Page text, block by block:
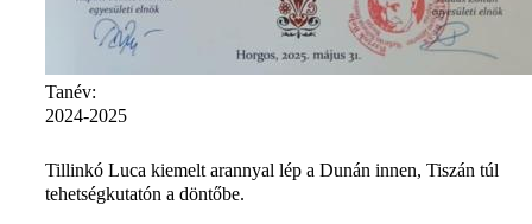
Tanév:
2024-2025
Tillinkó Luca kiemelt arannyal lép a Dunán innen, Tiszán túl
tehetségkutatón a döntőbe.